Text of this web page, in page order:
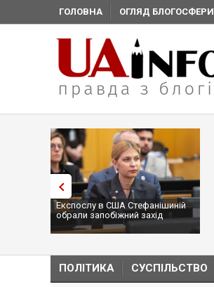
ГОЛОВНА ОГЛЯД БЛОГОСФЕРИ
Експослу в США Стефанішиній
обрали запобіжний захід
ПОЛІТИКА СУСПІЛЬСТВО